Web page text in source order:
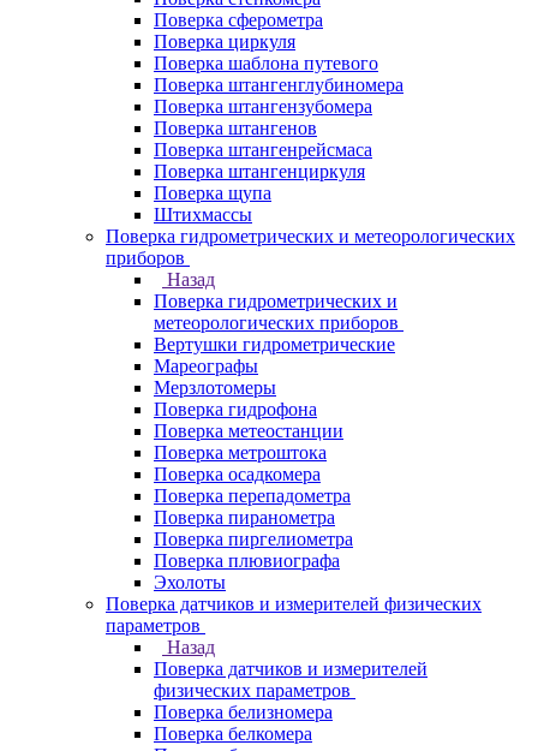
Поверка сферометра
Поверка циркуля
Поверка шаблона путевого
Поверка штангенглубиномера
Поверка штангензубомера
Поверка штангенов
Поверка штангенрейсмаса
Поверка штангенциркуля
Поверка щупа
Штихмассы
Поверка гидрометрических и метеорологических
приборов
Назад
Поверка гидрометрических и
метеорологических приборов
Вертушки гидрометрические
Мареографы
Мерзлотомеры
Поверка гидрофона
Поверка метеостанции
Поверка метроштока
Поверка осадкомера
Поверка перепадометра
Поверка пиранометра
Поверка пиргелиометра
Поверка плювиографа
Эхолоты
Поверка датчиков и измерителей физических
параметров
Назад
Поверка датчиков и измерителей
физических параметров
Поверка белизномера
Поверка белкомера